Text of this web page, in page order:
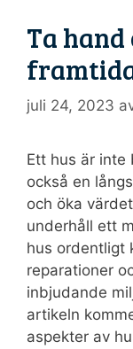
Ta hand
juli 24, 2023
Ett hus är
också en
och öka
underhåll ett
hus ordentligt
reparationer
inbjudande
artikeln
aspekter av